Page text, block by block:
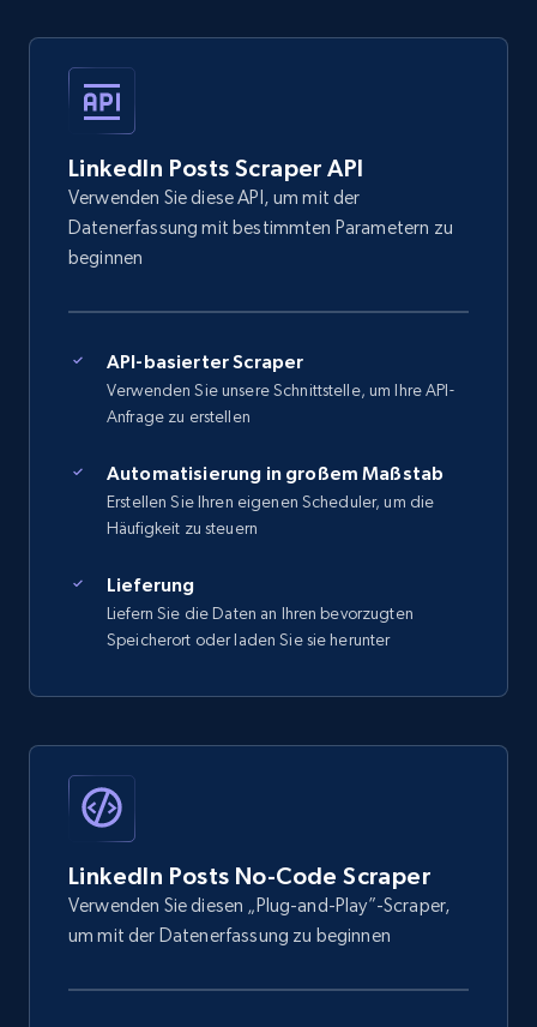
LinkedIn Posts Scraper API
Verwenden Sie diese API, um mit der
Datenerfassung mit bestimmten Parametern zu
beginnen
API-basierter Scraper
Verwenden Sie unsere Schnittstelle, um Ihre API-
Anfrage zu erstellen
Automatisierung in großem Maßstab
Erstellen Sie Ihren eigenen Scheduler, um die
Häufigkeit zu steuern
Lieferung
Liefern Sie die Daten an Ihren bevorzugten
Speicherort oder laden Sie sie herunter
LinkedIn Posts No-Code Scraper
Verwenden Sie diesen „Plug-and-Play”-Scraper,
um mit der Datenerfassung zu beginnen